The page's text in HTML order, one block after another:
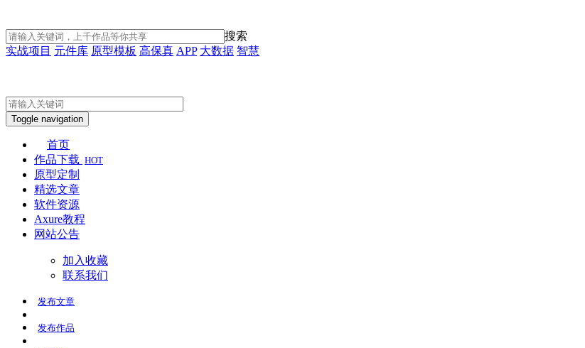
搜索
实战项目 元件库 原型模板 高保真 APP 大数据 智慧
Toggle navigation
首页
作品下载 HOT
原型定制
精选文章
软件资源
Axure教程
网站公告
加入收藏
联系我们
发布文章
发布作品